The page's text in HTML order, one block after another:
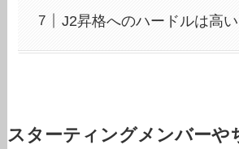
J2昇格へのハードルは高
スターティングメンバーや